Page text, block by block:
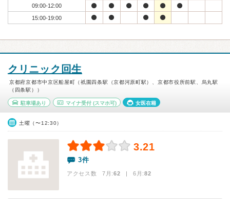
09:00-12:00
15:00-19:00
クリニック回生
京都府京都市中京区船屋町（祇園四条駅（京都河原町駅）、京都市役所前駅、烏丸駅
（四条駅））
駐車場あり マイナ受付(スマホ可) 女医在籍
土曜（〜12:30）
3.21
3件
アクセス数 7月:62 | 6月:82